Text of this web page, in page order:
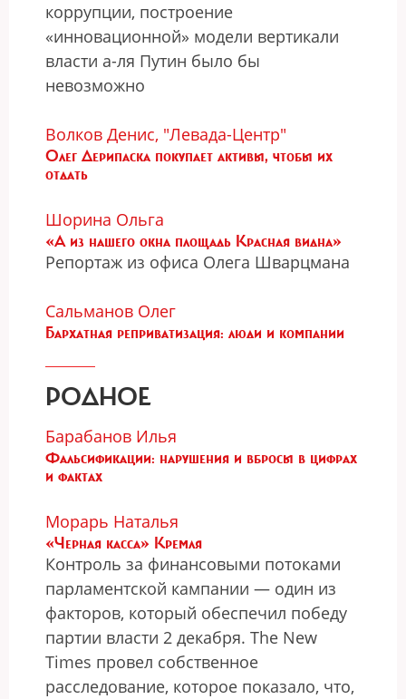
коррупции, построение
«инновационной» модели вертикали
власти а-ля Путин было бы
невозможно
Волков Денис, "Левада-Центр"
Олег Дерипаска покупает активы, чтобы их
отдать
Шорина Ольга
«А из нашего окна площадь Красная видна»
Репортаж из офиса Олега Шварцмана
Сальманов Олег
Бархатная реприватизация: люди и компании
РОДНОЕ
Барабанов Илья
Фальсификации: нарушения и вбросы в цифрах
и фактах
Морарь Наталья
«Черная касса» Кремля
Контроль за финансовыми потоками
парламентской кампании — один из
факторов, который обеспечил победу
партии власти 2 декабря. The New
Times провел собственное
расследование, которое показало, что,